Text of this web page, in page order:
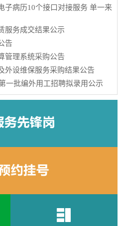
子病历10个接口对接服务 单一来
服务成交结果公示
告
管理系统采购公告
外设维保服务采购结果公告
一批编外用工招聘拟录用公示